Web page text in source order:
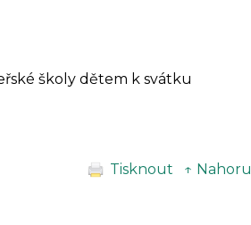
školy dětem k svátku
Tisknout ↑ Nahoru